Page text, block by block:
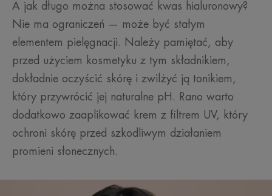
A jak długo można stosować kwas hialuronowy?
Nie ma ograniczeń — może być stałym
elementem pielęgnacji. Należy pamiętać, aby
przed użyciem kosmetyku z tym składnikiem,
dokładnie oczyścić skórę i zwilżyć ją tonikiem,
który przywrócić jej naturalne pH. Rano warto
dodatkowo zaaplikować krem z filtrem UV, który
ochroni skórę przed szkodliwym działaniem
promieni słonecznych.